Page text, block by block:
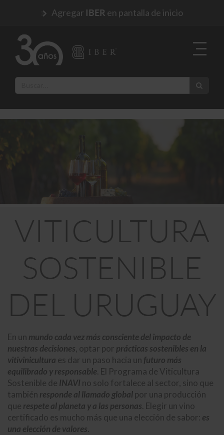
Agregar IBER en pantalla de inicio
VITICULTURA
SOSTENIBLE
DEL URUGUAY
En un mundo cada vez más consciente del impacto de
nuestras decisiones, optar por prácticas sostenibles en la
vitivinicultura es dar un paso hacia un futuro más
equilibrado y responsable. El Programa de Viticultura
Sostenible de INAVI no solo fortalece al sector, sino que
también responde al llamado globalpor una producción
que respete al planeta y a las personas. Elegir un vino
certificado es mucho más que una elección de sabor: es
una elección de valores.